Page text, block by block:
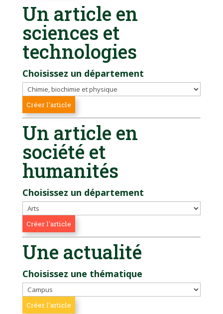
Un article en
sciences et
technologies
Choisissez un département
Un article en
société et
humanités
Choisissez un département
Une actualité
Choisissez une thématique